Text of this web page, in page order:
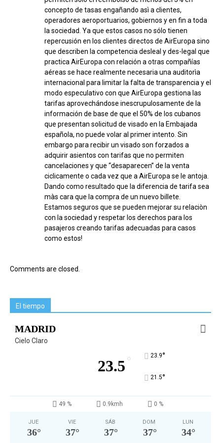
concepto de tasas engañando asì a clientes,
operadores aeroportuarios, gobiernos y en fin a toda
la sociedad. Ya que estos casos no sólo tienen
repercusión en los clientes directos de AirEuropa sino
que describen la competencia desleal y des-legal que
practica AirEuropa con relación a otras compañías
aéreas se hace realmente necesaria una auditorìa
internacional para limitar la falta de transparencia y el
modo especulativo con que AirEuropa gestiona las
tarifas aprovechándose inescrupulosamente de la
información de base de que el 50% de los cubanos
que presentan solicitud de visado en la Embajada
española, no puede volar al primer intento. Sin
embargo para recibir un visado son forzados a
adquirir asientos con tarifas que no permiten
cancelaciones y que “desaparecen” de la venta
ciclicamente o cada vez que a AirEuropa se le antoja.
Dando como resultado que la diferencia de tarifa sea
màs cara que la compra de un nuevo billete.
Estamos seguros que se pueden mejorar su relaciòn
con la sociedad y respetar los derechos para los
pasajeros creando tarifas adecuadas para casos
como estos!
Comments are closed.
El tiempo
MADRID
Cielo Claro
23.5 ° 23.9°
21.5°
49 % 0.9kmh 0 %
JUE
36°
VIE
37°
SÁB
37°
DOM
37°
LUN
34°